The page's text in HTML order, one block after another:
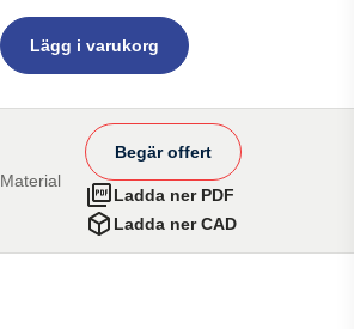
Lägg i varukorg
Material
Ladda ner CAD
Ladda ner PDF
Begär offert